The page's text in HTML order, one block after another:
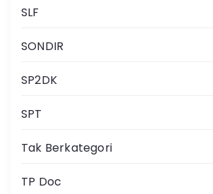
SLF
SONDIR
SP2DK
SPT
Tak Berkategori
TP Doc